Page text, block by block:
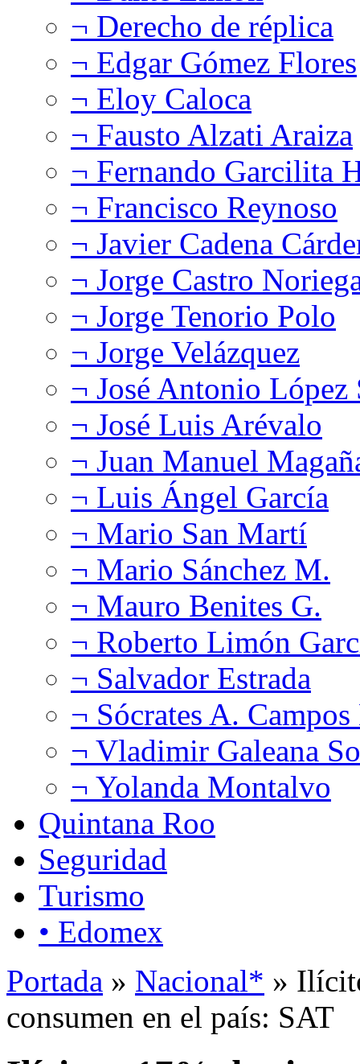
¬ Derecho de réplica
¬ Edgar Gómez Flores
¬ Eloy Caloca
¬ Fausto Alzati Araiza
¬ Fernando Garcilita
¬ Francisco Reynoso
¬ Javier Cadena
¬ Jorge Castro
¬ Jorge Tenorio Polo
¬ Jorge Velázquez
¬ José Antonio López
¬ José Luis Arévalo
¬ Juan Manuel
¬ Luis Ángel García
¬ Mario San Martí
¬ Mario Sánchez M.
¬ Mauro Benites G.
¬ Roberto Limón
¬ Salvador Estrada
¬ Sócrates A.
¬ Vladimir Galeana
¬ Yolanda Montalvo
Quintana Roo
Seguridad
Turismo
• Edomex
Portada » Nacional* »
consumen en el país: SAT